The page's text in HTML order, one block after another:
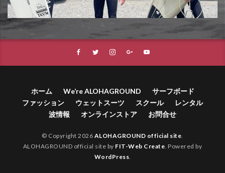
ホーム We’re ALOHAGROUND
サーフボード
ファッション
ウェットスーツ スクール
レンタル
波情報
オンラインストア お問合せ
© Copyright 2026 ALOHAGROUND official site
ALOHAGROUND official site by FIT-Web Create . Powered by
WordPress